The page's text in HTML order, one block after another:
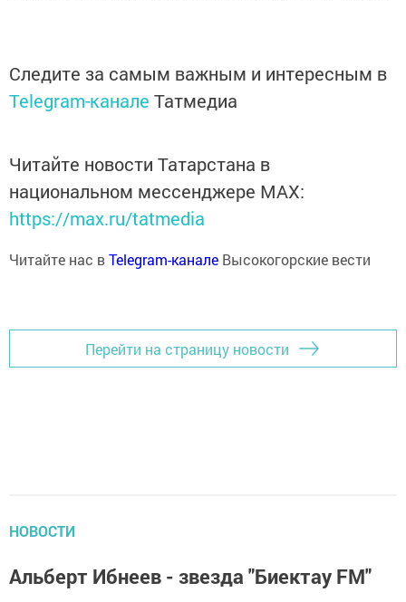
Следите за самым важным и интересным в
Telegram-канале Татмедиа
Читайте новости Татарстана в
национальном мессенджере MАХ:
https://max.ru/tatmedia
Читайте нас вTelegram-канале Высокогорские вести
Перейти на страницу новости
НОВОСТИ
Альберт Ибнеев - звезда "Биектау FM"